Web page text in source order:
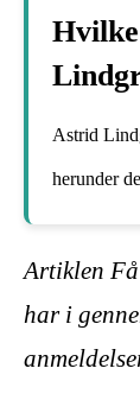
Astrid
herunder
Artiklen
har i